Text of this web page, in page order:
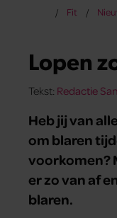
Fit
Lopen
Tekst: Redactie
Heb jij van
om blaren
voorkomen?
er zo van af
blaren.